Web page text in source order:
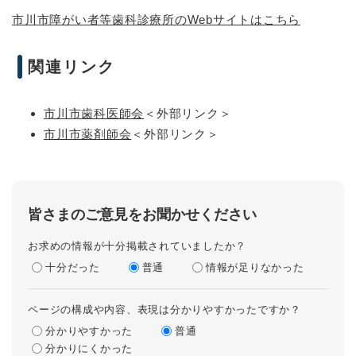
市川市障がい者等歯科診療所のWebサイトはこちら
関連リンク
市川市歯科医師会 ＜外部リンク＞
市川市薬剤師会 ＜外部リンク＞
皆さまのご意見をお聞かせください
お求めの情報が十分掲載されていましたか？
十分だった
普通 情報が足りなかった
ページの構成や内容、表現は分かりやすかったですか？
分かりやすかった
普通
分かりにくかった